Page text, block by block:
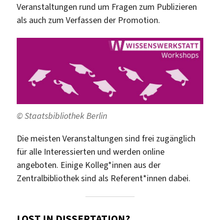
Veranstaltungen rund um Fragen zum Publizieren
als auch zum Verfassen der Promotion.
© Staatsbibliothek Berlin
Die meisten Veranstaltungen sind frei zugänglich
für alle Interessierten und werden online
angeboten. Einige Kolleg*innen aus der
Zentralbibliothek sind als Referent*innen dabei.